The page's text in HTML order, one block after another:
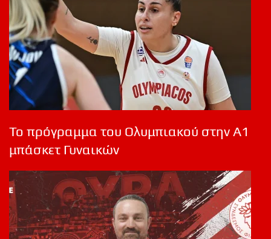
Το πρόγραμμα του Ολυμπιακού στην Α1
μπάσκετ Γυναικών